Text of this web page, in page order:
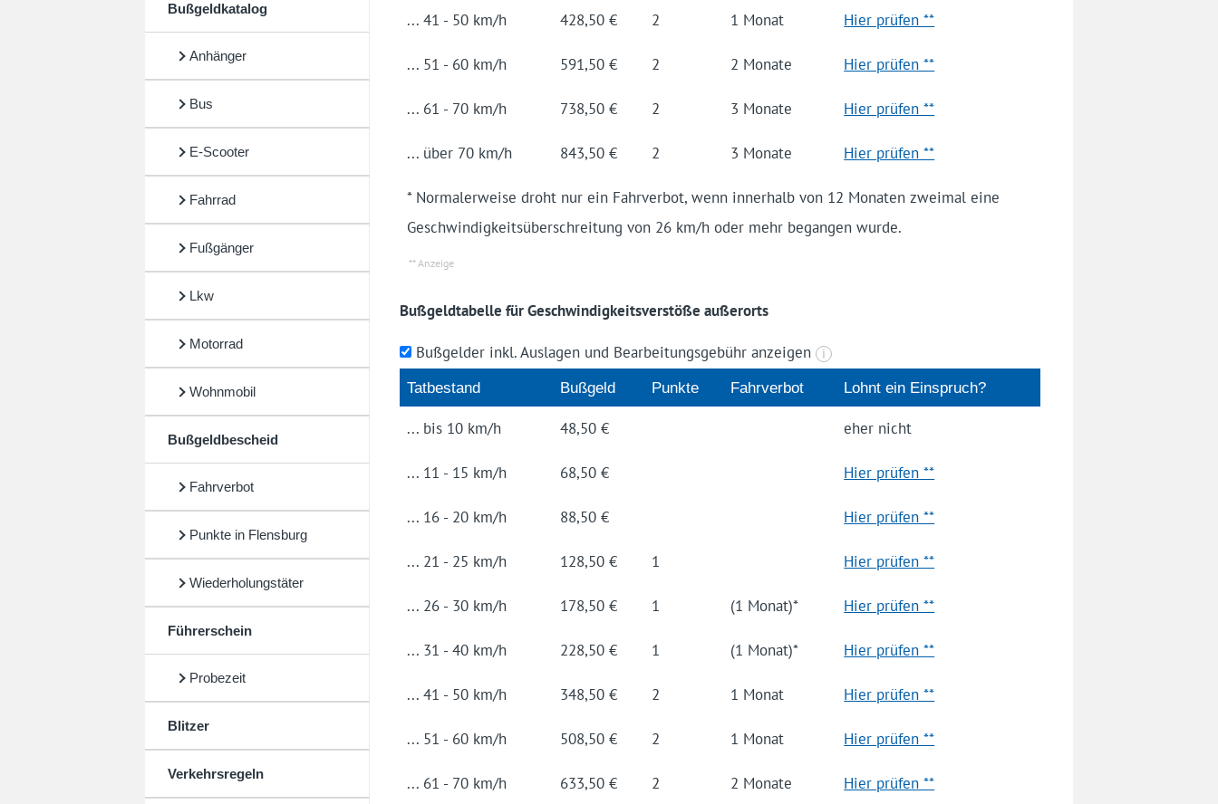
Bußgeldkatalog
Anhänger
Bus
E-Scooter
Fahrrad
Fußgänger
Lkw
Motorrad
Wohnmobil
Bußgeldbescheid
Fahrverbot
Punkte in Flensburg
Wiederholungstäter
Führerschein
Probezeit
Blitzer
Verkehrsregeln
... 41 - 50 km/h 428,50 € 2 1 Monat Hier prüfen **
... 51 - 60 km/h 591,50 € 2 2 Monate Hier prüfen **
... 61 - 70 km/h 738,50 € 2 3 Monate Hier prüfen **
... über 70 km/h 843,50 € 2 3 Monate Hier prüfen **
* Normalerweise droht nur ein Fahrverbot, wenn innerhalb von 12 Monaten zweimal eine
Geschwindigkeitsüberschreitung von 26 km/h oder mehr begangen wurde.
Bußgeldtabelle für Geschwindigkeitsverstöße außerorts
Bußgelder inkl. Auslagen und Bearbeitungsgebühr anzeigen i
Tat­be­stand Buß­geld Punk­te Fahrverbot Lohnt ein Einspruch?
... bis 10 km/h 48,50 € eher nicht
... 11 - 15 km/h 68,50 € Hier prüfen **
... 16 - 20 km/h 88,50 € Hier prüfen **
... 21 - 25 km/h 128,50 € 1 Hier prüfen **
... 26 - 30 km/h 178,50 € 1 (1 Monat)* Hier prüfen **
... 31 - 40 km/h 228,50 € 1 (1 Monat)* Hier prüfen **
... 41 - 50 km/h 348,50 € 2 1 Monat Hier prüfen **
... 51 - 60 km/h 508,50 € 2 1 Monat Hier prüfen **
... 61 - 70 km/h 633,50 € 2 2 Monate Hier prüfen **